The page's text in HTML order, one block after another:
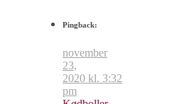
Pingback:
november
23,
2020 kl. 3:32
pm